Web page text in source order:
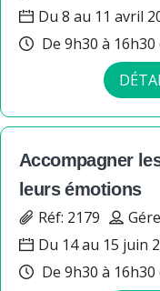
Du 8 au 11 avril
De 9h30 à
Accompagner
leurs émotions
Réf: 2179
Du 14 au 15 juin
De 9h30 à